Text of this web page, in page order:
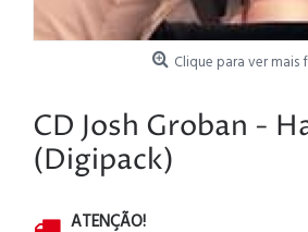
Clique para ver mais
CD Josh Groban -
(Digipack)
ATENÇÃO!